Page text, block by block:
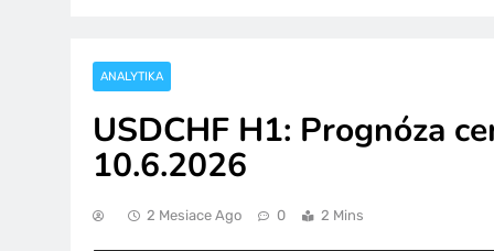
ANALYTIKA
USDCHF H1: Prognóza
10.6.2026
2 Mesiace Ago 0 2 Mins